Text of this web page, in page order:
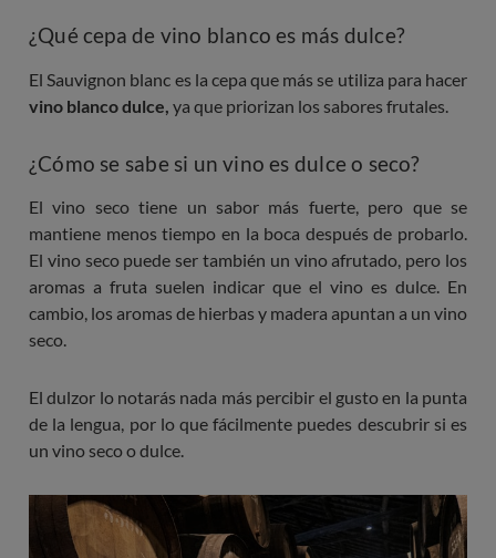
¿Qué cepa de vino blanco es más dulce?
El Sauvignon blanc es la cepa que más se utiliza para hacer
vino blanco dulce, ya que priorizan los sabores frutales.
¿Cómo se sabe si un vino es dulce o seco?
El vino seco tiene un sabor más fuerte, pero que se
mantiene menos tiempo en la boca después de probarlo.
El vino seco puede ser también un vino afrutado, pero los
aromas a fruta suelen indicar que el vino es dulce. En
cambio, los aromas de hierbas y madera apuntan a un vino
seco.
El dulzor lo notarás nada más percibir el gusto en la punta
de la lengua, por lo que fácilmente puedes descubrir si es
un vino seco o dulce.